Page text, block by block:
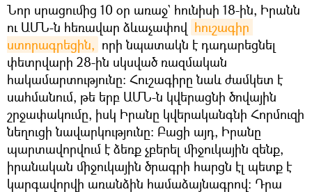
Նոր սրացումից 10 օր առաջ` հունիսի 18-ին, Իրանն
ու ԱՄՆ-ն հեռավար ձևաչափով հուշագիր
ստորագրեցին, որի նպատակն է դադարեցնել
փետրվարի 28-ին սկսված ռազմական
հակամարտությունը: Հուշագիրը նաև ժամկետ է
սահմանում, թե երբ ԱՄՆ-ն կվերացնի ծովային
շրջափակումը, իսկ Իրանը կվերականգնի Հորմուզի
նեղուցի նավարկությունը: Բացի այդ, Իրանը
պարտավորվում է ձեռք չբերել միջուկային զենք,
իրանական միջուկային ծրագրի հարցն էլ պետք է
կարգավորվի առանձին համաձայնագրով։ Դրա